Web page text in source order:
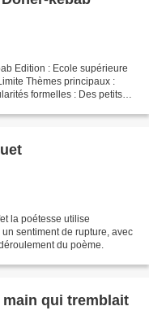
Edition : Ecole supérieure
Thèmes principaux :
formelles : Des petits
la poétesse utilise
sentiment de rupture, avec
du poème.
qui tremblait